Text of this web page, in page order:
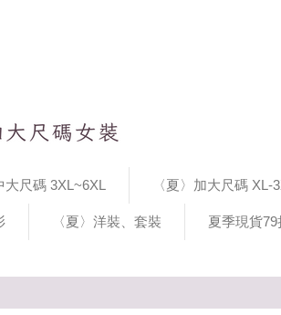
尺碼 3XL~6XL 〈夏〉加大尺碼 XL-
〈夏〉洋裝、套裝 夏季現貨79